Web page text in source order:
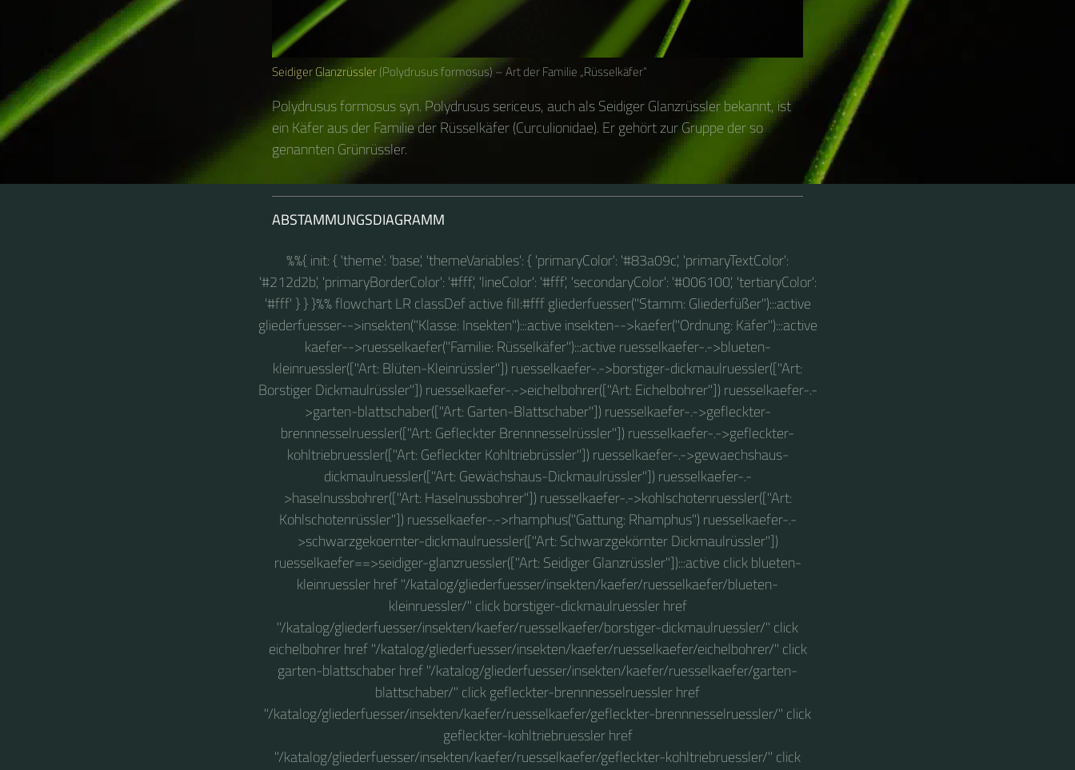
Seidiger Glanzrüssler(Polydrusus formosus) – Art der Familie „Rüsselkäfer“
Polydrusus formosus syn. Polydrusus sericeus, auch als Seidiger Glanzrüssler bekannt, ist
ein Käfer aus der Familie der Rüsselkäfer (Curculionidae). Er gehört zur Gruppe der so
genannten Grünrüssler.
ABSTAMMUNGSDIAGRAMM
%%{ init: { 'theme': 'base', 'themeVariables': { 'primaryColor': '#83a09c', 'primaryTextColor':
'#212d2b', 'primaryBorderColor': '#fff', 'lineColor': '#fff', 'secondaryColor': '#006100', 'tertiaryColor':
'#fff' } } }%% flowchart LR classDef active fill:#fff gliederfuesser("Stamm: Gliederfüßer"):::active
gliederfuesser-->insekten("Klasse: Insekten"):::active insekten-->kaefer("Ordnung: Käfer"):::active
kaefer-->ruesselkaefer("Familie: Rüsselkäfer"):::active ruesselkaefer-.->blueten-
kleinruessler(["Art: Blüten-Kleinrüssler"]) ruesselkaefer-.->borstiger-dickmaulruessler(["Art:
Borstiger Dickmaulrüssler"]) ruesselkaefer-.->eichelbohrer(["Art: Eichelbohrer"]) ruesselkaefer-.-
>garten-blattschaber(["Art: Garten-Blattschaber"]) ruesselkaefer-.->gefleckter-
brennnesselruessler(["Art: Gefleckter Brennnesselrüssler"]) ruesselkaefer-.->gefleckter-
kohltriebruessler(["Art: Gefleckter Kohltriebrüssler"]) ruesselkaefer-.->gewaechshaus-
dickmaulruessler(["Art: Gewächshaus-Dickmaulrüssler"]) ruesselkaefer-.-
>haselnussbohrer(["Art: Haselnussbohrer"]) ruesselkaefer-.->kohlschotenruessler(["Art:
Kohlschotenrüssler"]) ruesselkaefer-.->rhamphus("Gattung: Rhamphus") ruesselkaefer-.-
>schwarzgekoernter-dickmaulruessler(["Art: Schwarzgekörnter Dickmaulrüssler"])
ruesselkaefer==>seidiger-glanzruessler(["Art: Seidiger Glanzrüssler"]):::active click blueten-
kleinruessler href "/katalog/gliederfuesser/insekten/kaefer/ruesselkaefer/blueten-
kleinruessler/" click borstiger-dickmaulruessler href
"/katalog/gliederfuesser/insekten/kaefer/ruesselkaefer/borstiger-dickmaulruessler/" click
eichelbohrer href "/katalog/gliederfuesser/insekten/kaefer/ruesselkaefer/eichelbohrer/" click
garten-blattschaber href "/katalog/gliederfuesser/insekten/kaefer/ruesselkaefer/garten-
blattschaber/" click gefleckter-brennnesselruessler href
"/katalog/gliederfuesser/insekten/kaefer/ruesselkaefer/gefleckter-brennnesselruessler/" click
gefleckter-kohltriebruessler href
"/katalog/gliederfuesser/insekten/kaefer/ruesselkaefer/gefleckter-kohltriebruessler/" click